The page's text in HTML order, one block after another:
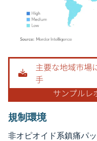
画像 © Mordor Intelligence。再
規制環境
非オピオイド系鎮痛パ